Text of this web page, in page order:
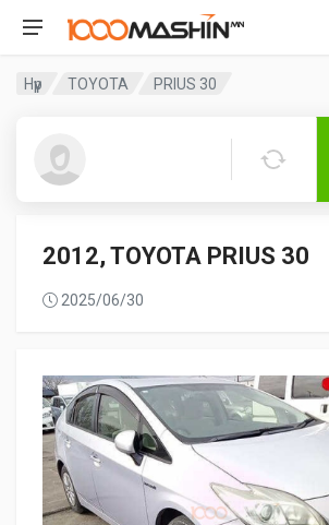
Нүүр TOYOTA PRIUS 30
2012, TOYOTA PRIUS 30
2025/06/30